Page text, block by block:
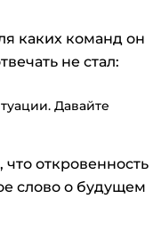
каких команд он
не стал:
Давайте
откровенность
слово о будущем